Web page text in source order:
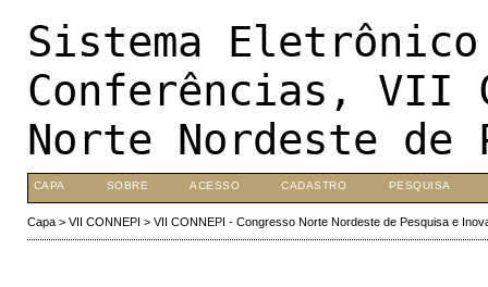
Sistema
Conferências, VII
Norte Nordeste de
CAPA SOBRE ACESSO CADASTRO PESQUISA
Capa> VII CONNEPI > VII CONNEPI - Congresso Norte Nordeste de Pesquisa e